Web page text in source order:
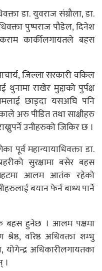
डा. युवराज संग्रौला, डा.
पुष्पराज पौडेल, दिनेश
कार्कीलगायतले बहस
जिल्ला सरकारी वकिल
राखेर मुद्दाको पुर्पक्ष
छाड्दा यसअघि पनि
अरु पीडित तथा साक्षीहरु
उनीहरुको जिकिर छ ।
पूर्व महान्यायाधिवक्ता डा.
सुरक्षामा बसेर बहस
आलम आतंक रहेको
बयान फेर्न बाध्य पार्ने
बहस हुनेछ । आलम पक्षमा
श्रेष्ठ, वरिष्ठ अधिवक्ता शम्भु
अधिकारीलगायतका
।